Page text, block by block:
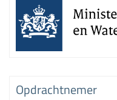
Opdrachtnemer